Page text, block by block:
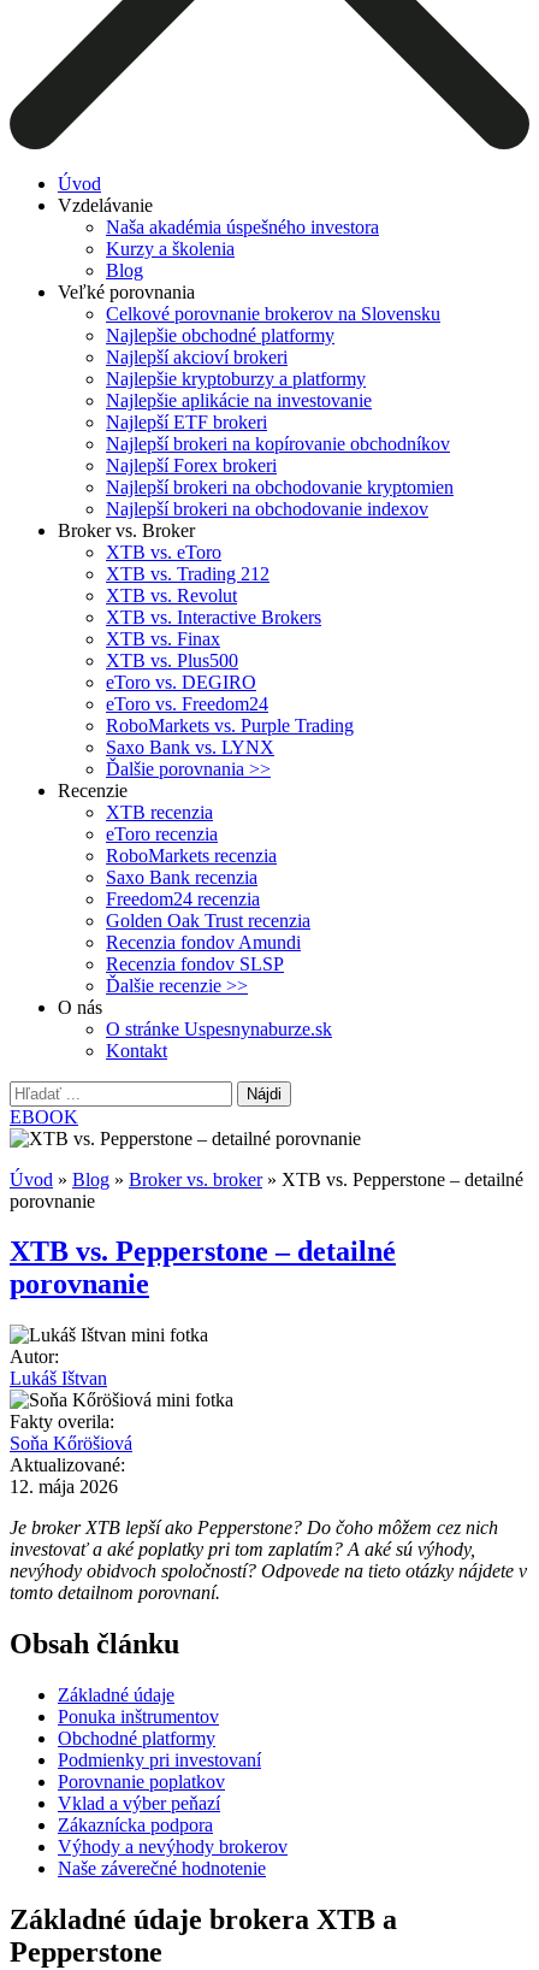
Úvod
Vzdelávanie
Naša akadémia úspešného investora
Kurzy a školenia
Blog
Veľké porovnania
Celkové porovnanie brokerov na Slovensku
Najlepšie obchodné platformy
Najlepší akcioví brokeri
Najlepšie kryptoburzy a platformy
Najlepšie aplikácie na investovanie
Najlepší ETF brokeri
Najlepší brokeri na kopírovanie obchodníkov
Najlepší Forex brokeri
Najlepší brokeri na obchodovanie kryptomien
Najlepší brokeri na obchodovanie indexov
Broker vs. Broker
XTB vs. eToro
XTB vs. Trading 212
XTB vs. Revolut
XTB vs. Interactive Brokers
XTB vs. Finax
XTB vs. Plus500
eToro vs. DEGIRO
eToro vs. Freedom24
RoboMarkets vs. Purple Trading
Saxo Bank vs. LYNX
Ďalšie porovnania >>
Recenzie
XTB recenzia
eToro recenzia
RoboMarkets recenzia
Saxo Bank recenzia
Freedom24 recenzia
Golden Oak Trust recenzia
Recenzia fondov Amundi
Recenzia fondov SLSP
Ďalšie recenzie >>
O nás
O stránke Uspesnynaburze.sk
Kontakt
Hľadať:
EBOOK
Úvod » Blog » Broker vs. broker» XTB vs. Pepperstone – detailné
porovnanie
XTB vs. Pepperstone – detailné
porovnanie
Autor:
Lukáš Ištvan
Fakty overila:
Soňa Kőröšiová
Aktualizované:
12. mája 2026
Je broker XTB lepší ako Pepperstone? Do čoho môžem cez nich
investovať a aké poplatky pri tom zaplatím? A aké sú výhody,
nevýhody obidvoch spoločností? Odpovede na tieto otázky nájdete v
tomto detailnom porovnaní.
Obsah článku
Základné údaje
Ponuka inštrumentov
Obchodné platformy
Podmienky pri investovaní
Porovnanie poplatkov
Vklad a výber peňazí
Zákaznícka podpora
Výhody a nevýhody brokerov
Naše záverečné hodnotenie
Základné údaje brokera XTB a
Pepperstone